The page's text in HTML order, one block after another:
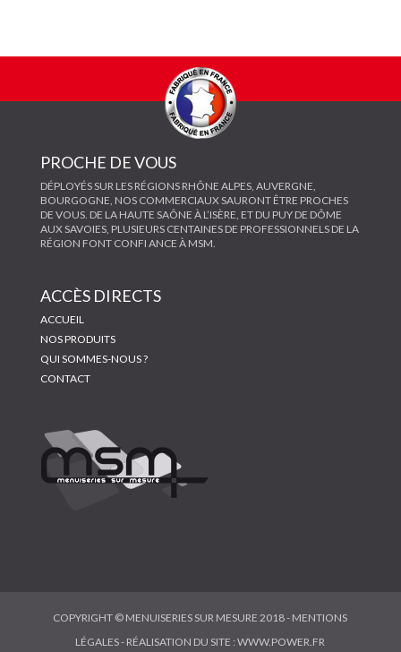
PROCHE DE VOUS
DÉPLOYÉS SUR LES RÉGIONS RHÔNE ALPES, AUVERGNE,
BOURGOGNE, NOS COMMERCIAUX SAURONT ÊTRE PROCHES
DE VOUS. DE LA HAUTE SAÔNE À L’ISÈRE, ET DU PUY DE DÔME
AUX SAVOIES, PLUSIEURS CENTAINES DE PROFESSIONNELS DE LA
RÉGION FONT CONFI ANCE À MSM.
ACCÈS DIRECTS
ACCUEIL
NOS PRODUITS
QUI SOMMES-NOUS ?
CONTACT
COPYRIGHT © MENUISERIES SUR MESURE 2018 - MENTIONS
LÉGALES- RÉALISATION DU SITE :WWW.POWER.FR